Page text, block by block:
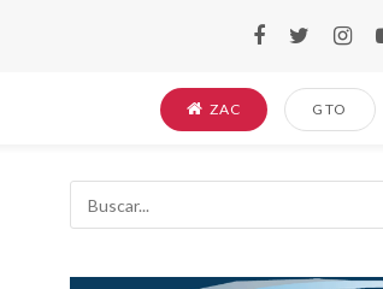
ZAC GTO